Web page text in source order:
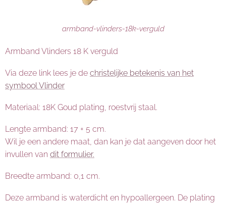
armband-vlinders-18k-verguld
Armband Vlinders 18 K verguld
Via deze link lees je de christelijke betekenis van het
symbool Vlinder
Materiaal: 18K Goud plating, roestvrij staal.
Lengte armband: 17 + 5 cm.
Wil je een andere maat, dan kan je dat aangeven door het
invullen van dit formulier.
Breedte armband: 0,1 cm.
Deze armband is waterdicht en hypoallergeen. De plating